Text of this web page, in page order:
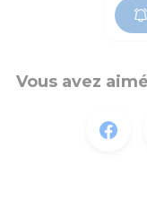
Vous avez